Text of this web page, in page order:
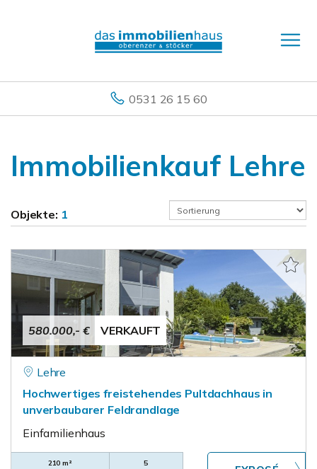
0531 26 15 60
Immobilienkauf Lehre
Objekte: 1
580.000,- € VERKAUFT
Lehre
Hochwertiges freistehendes Pultdachhaus in
unverbaubarer Feldrandlage
Einfamilienhaus
210 m²
5